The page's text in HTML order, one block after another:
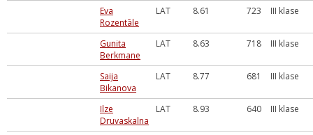
Eva
Rozentāle
LAT 8.61 723 III klase
Gunita
Berkmane
LAT 8.63 718 III klase
Saija
Bikanova
LAT 8.77 681 III klase
Ilze
Druvaskalna
LAT 8.93 640 III klase